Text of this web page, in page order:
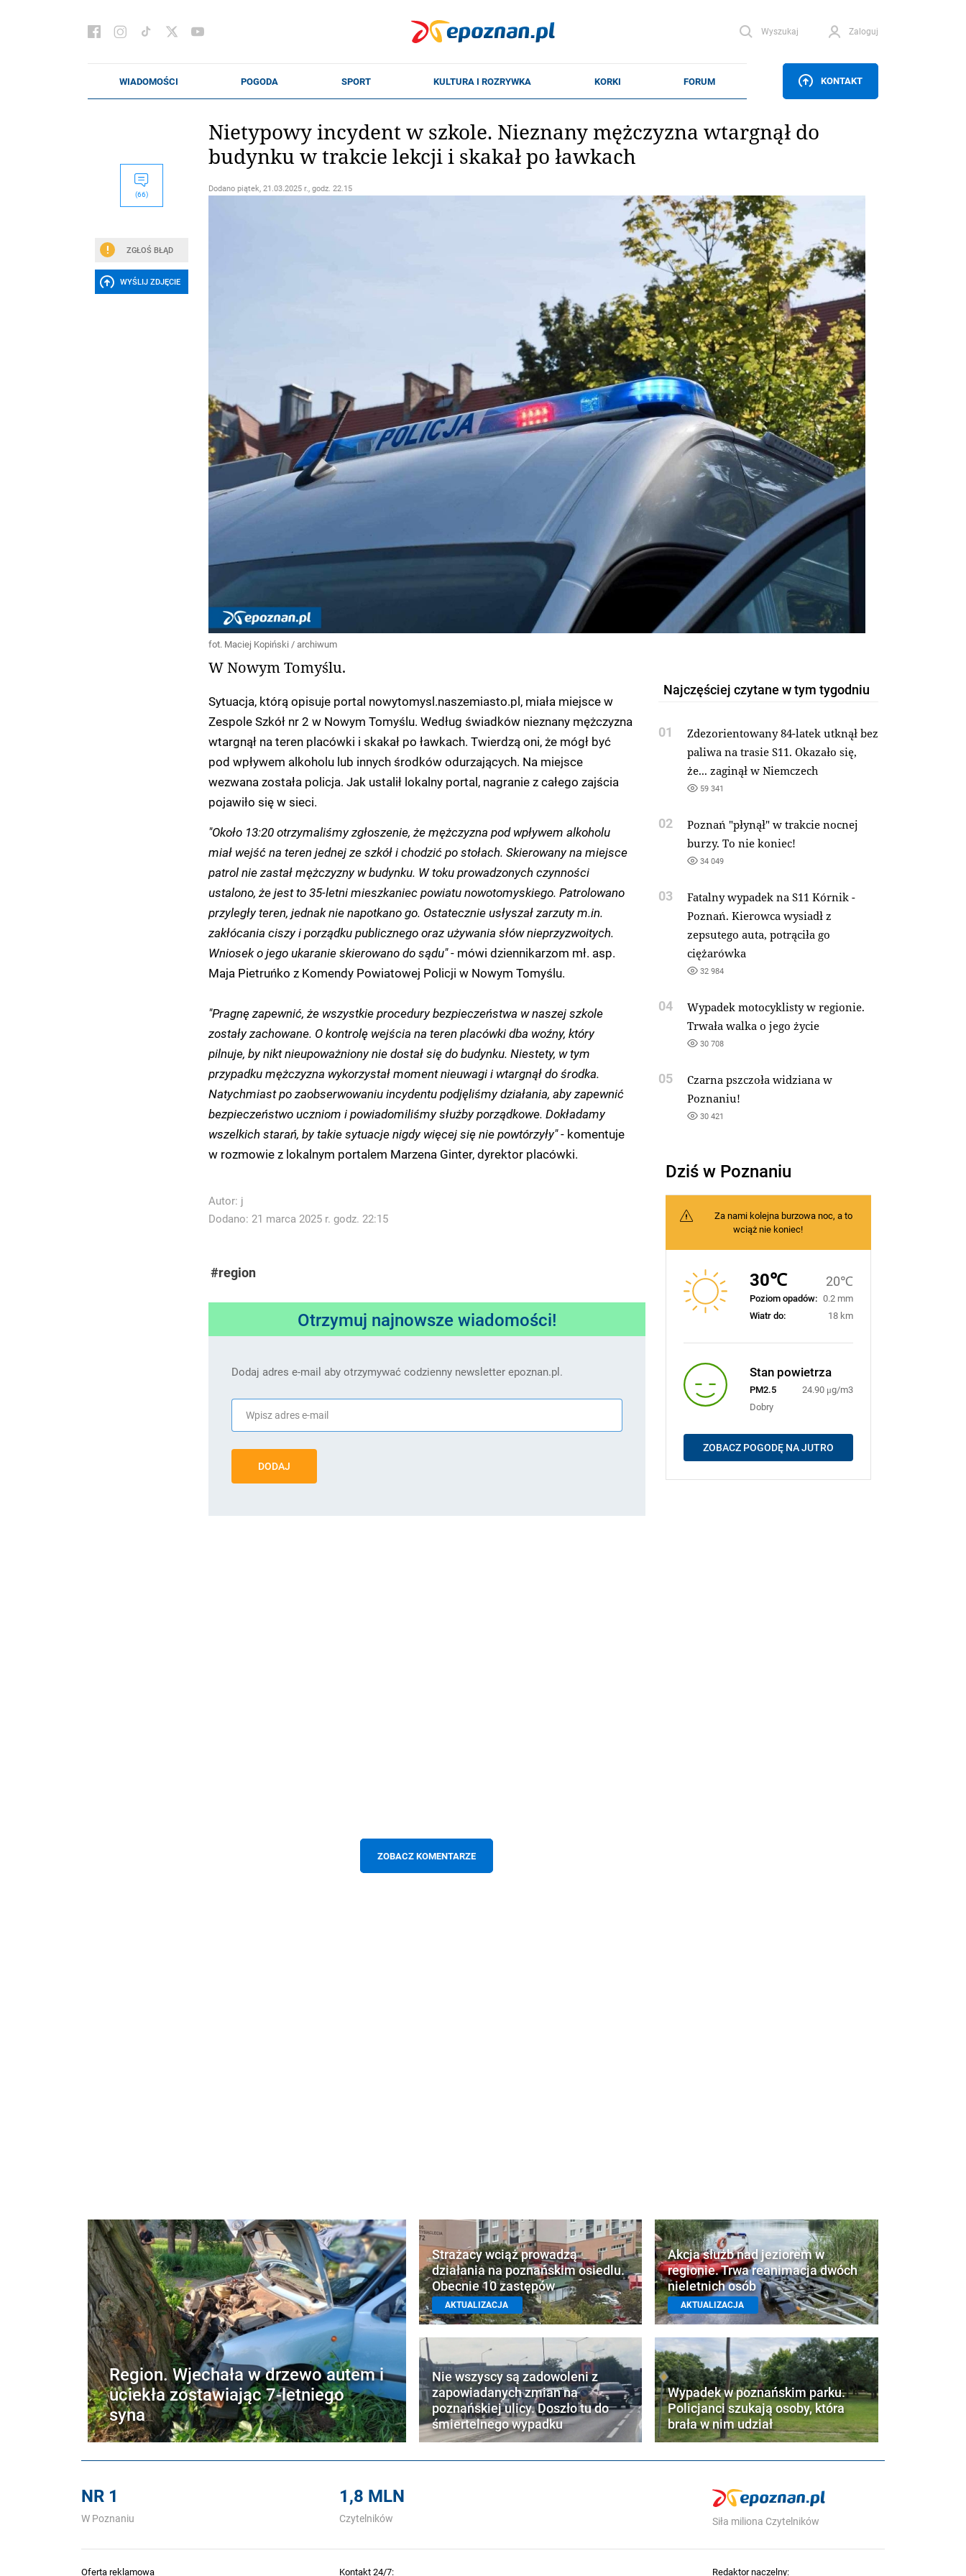
Wyszukaj Zaloguj
KONTAKT
(66)
ZGŁOŚ BŁĄD
WYŚLIJ ZDJĘCIE
Nietypowy incydent w szkole. Nieznany mężczyzna wtargnął do
budynku w trakcie lekcji i skakał po ławkach
Dodano piątek, 21.03.2025 r., godz. 22.15
fot. Maciej Kopiński / archiwum
W Nowym Tomyślu.
Sytuacja, którą opisuje portal nowytomysl.naszemiasto.pl, miała miejsce w
Zespole Szkół nr 2 w Nowym Tomyślu. Według świadków nieznany mężczyzna
wtargnął na teren placówki i skakał po ławkach. Twierdzą oni, że mógł być
pod wpływem alkoholu lub innych środków odurzających. Na miejsce
wezwana została policja. Jak ustalił lokalny portal, nagranie z całego zajścia
pojawiło się w sieci.
"Około 13:20 otrzymaliśmy zgłoszenie, że mężczyzna pod wpływem alkoholu
miał wejść na teren jednej ze szkół i chodzić po stołach. Skierowany na miejsce
patrol nie zastał mężczyzny w budynku. W toku prowadzonych czynności
ustalono, że jest to 35-letni mieszkaniec powiatu nowotomyskiego. Patrolowano
przyległy teren, jednak nie napotkano go. Ostatecznie usłyszał zarzuty m.in.
zakłócania ciszy i porządku publicznego oraz używania słów nieprzyzwoitych.
Wniosek o jego ukaranie skierowano do sądu"- mówi dziennikarzom mł. asp.
Maja Pietruńko z Komendy Powiatowej Policji w Nowym Tomyślu.
"Pragnę zapewnić, że wszystkie procedury bezpieczeństwa w naszej szkole
zostały zachowane. O kontrolę wejścia na teren placówki dba woźny, który
pilnuje, by nikt nieupoważniony nie dostał się do budynku. Niestety, w tym
przypadku mężczyzna wykorzystał moment nieuwagi i wtargnął do środka.
Natychmiast po zaobserwowaniu incydentu podjęliśmy działania, aby zapewnić
bezpieczeństwo uczniom i powiadomiliśmy służby porządkowe. Dokładamy
wszelkich starań, by takie sytuacje nigdy więcej się nie powtórzyły"- komentuje
w rozmowie z lokalnym portalem Marzena Ginter, dyrektor placówki.
Autor: j
Dodano: 21 marca 2025 r. godz. 22:15
#region
Otrzymuj najnowsze wiadomości!
Dodaj adres e-mail aby otrzymywać codzienny newsletter epoznan.pl.
DODAJ
ZOBACZ KOMENTARZE
Najczęściej czytane w tym tygodniu
01
Zdezorientowany 84-latek utknął bez
paliwa na trasie S11. Okazało się,
że... zaginął w Niemczech
59 341
02
Poznań "płynął" w trakcie nocnej
burzy. To nie koniec!
34 049
03
Fatalny wypadek na S11 Kórnik -
Poznań. Kierowca wysiadł z
zepsutego auta, potrąciła go
ciężarówka
32 984
04
Wypadek motocyklisty w regionie.
Trwała walka o jego życie
30 708
05
Czarna pszczoła widziana w
Poznaniu!
30 421
Dziś w Poznaniu
Za nami kolejna burzowa noc, a to
wciąż nie koniec!
30℃ 20℃
Poziom opadów: 0.2 mm
Wiatr do:
18 km
Stan powietrza
PM2.5
24.90 μg/m3
Dobry
ZOBACZ POGODĘ NA JUTRO
Region. Wjechała w drzewo autem i
uciekła zostawiając 7-letniego
syna
Strażacy wciąż prowadzą
działania na poznańskim osiedlu.
Obecnie 10 zastępów
AKTUALIZACJA
Nie wszyscy są zadowoleni z
zapowiadanych zmian na
poznańskiej ulicy. Doszło tu do
śmiertelnego wypadku
Akcja służb nad jeziorem w
regionie. Trwa reanimacja dwóch
nieletnich osób
AKTUALIZACJA
Wypadek w poznańskim parku.
Policjanci szukają osoby, która
brała w nim udział
NR 1
W Poznaniu
1,8 MLN
Czytelników Siła miliona Czytelników
Oferta reklamowa Kontakt 24/7: Redaktor naczelny: